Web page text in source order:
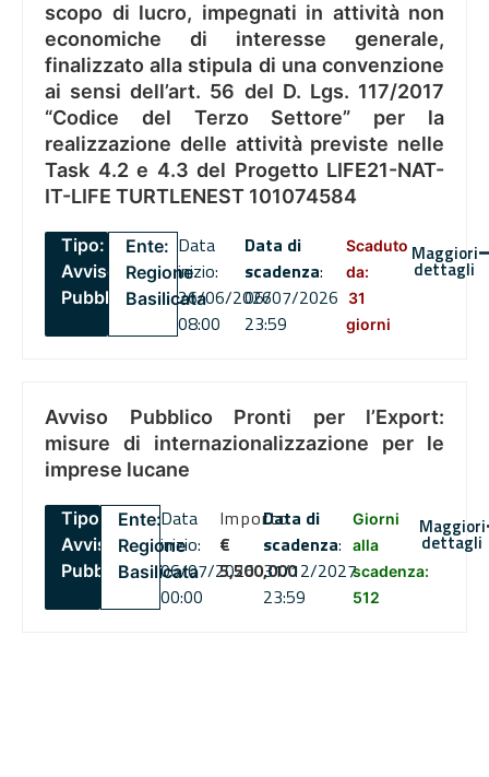
scopo di lucro, impegnati in attività non
economiche di interesse generale,
finalizzato alla stipula di una convenzione
ai sensi dell’art. 56 del D. Lgs. 117/2017
“Codice del Terzo Settore” per la
realizzazione delle attività previste nelle
Task 4.2 e 4.3 del Progetto LIFE21-NAT-
IT-LIFE TURTLENEST 101074584
Tipo:
Avviso
Pubblico
Ente:
Regione
Basilicata
Data
inizio:
26/06/2026
08:00
Data di
scadenza:
06/07/2026
23:59
Scaduto
da:
31
giorni
Maggiori
dettagli
Avviso Pubblico Pronti per l’Export:
misure di internazionalizzazione per le
imprese lucane
Tipo:
Avviso
Pubblico
Ente:
Regione
Basilicata
Data
inizio:
06/07/2026
00:00
Importo
€
5,500,000
Data di
scadenza:
31/12/2027
23:59
Giorni
alla
scadenza:
512
Maggiori
dettagli